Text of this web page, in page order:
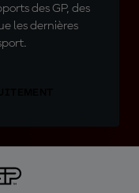
des GP, des
les dernières